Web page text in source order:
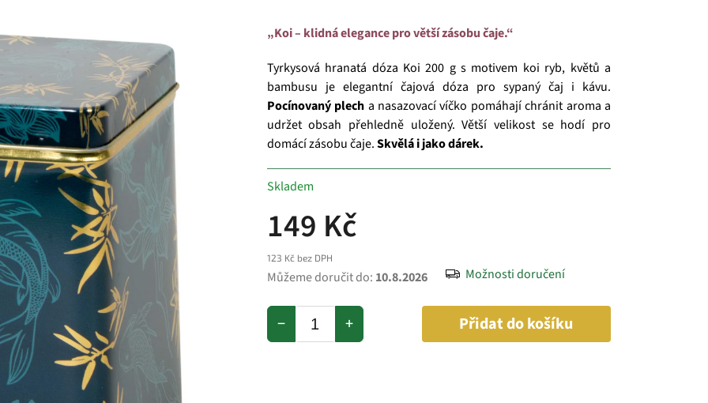
149 Kč
123 Kč bez DPH
Skladem
Můžeme doručit do: 10.8.2026 Možnosti doručení
+
− Přidat do košíku
„Koi – klidná elegance pro větší zásobu čaje.“
Tyrkysová hranatá dóza Koi 200 g s motivem koi ryb, květů a
bambusu je elegantní čajová dóza pro sypaný čaj i kávu.
Pocínovaný plech a nasazovací víčko pomáhají chránit aroma a
udržet obsah přehledně uložený. Větší velikost se hodí pro
domácí zásobu čaje.Skvělá i jako dárek.